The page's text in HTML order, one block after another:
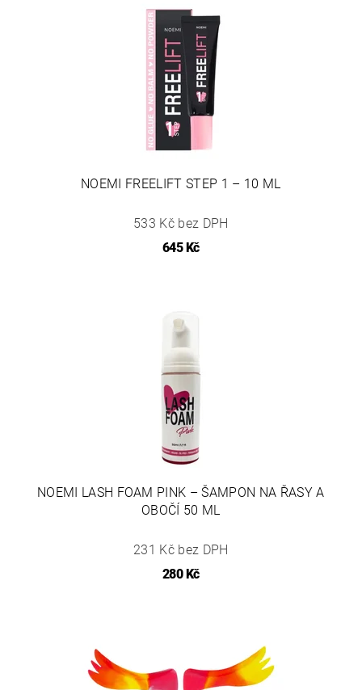
NOEMI FREELIFT STEP 1 – 10 ML
533 Kč bez DPH
645 Kč
NOEMI LASH FOAM PINK – ŠAMPON NA ŘASY A
OBOČÍ 50 ML
231 Kč bez DPH
280 Kč